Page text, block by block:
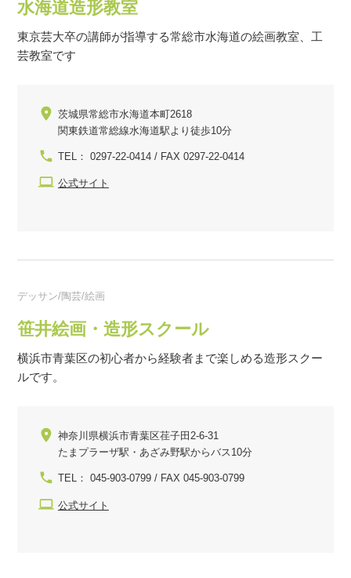
水海道造形教室
東京芸大卒の講師が指導する常総市水海道の絵画教室、工
芸教室です
茨城県常総市水海道本町2618
関東鉄道常総線水海道駅より徒歩10分
TEL： 0297-22-0414 / FAX 0297-22-0414
公式サイト
デッサン/陶芸/絵画
笹井絵画・造形スクール
横浜市青葉区の初心者から経験者まで楽しめる造形スクー
ルです。
神奈川県横浜市青葉区荏子田2-6-31
たまプラーザ駅・あざみ野駅からバス10分
TEL： 045-903-0799 / FAX 045-903-0799
公式サイト